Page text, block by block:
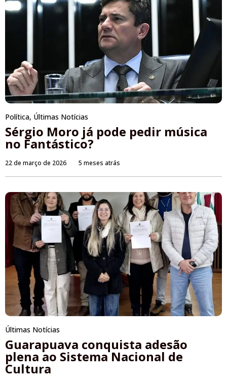
Política, Últimas Notícias
Sérgio Moro já pode pedir música
no Fantástico?
22 de março de 2026 5 meses atrás
Últimas Notícias
Guarapuava conquista adesão
plena ao Sistema Nacional de
Cultura